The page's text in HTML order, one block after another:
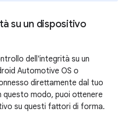
su un dispositivo
dell'integrità su un
Automotive OS o
direttamente dal tuo
questo modo, puoi ottenere
su questi fattori di forma.